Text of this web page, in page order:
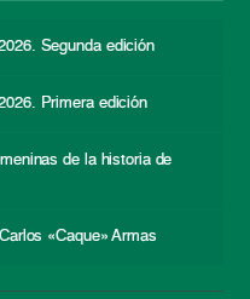
Segunda edición
Primera edición
de la historia de
«Caque» Armas